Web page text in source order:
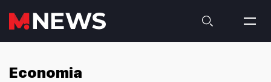
Economia